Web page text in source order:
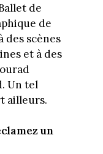
de
de
des scènes
et à des
Un tel
ailleurs.
un